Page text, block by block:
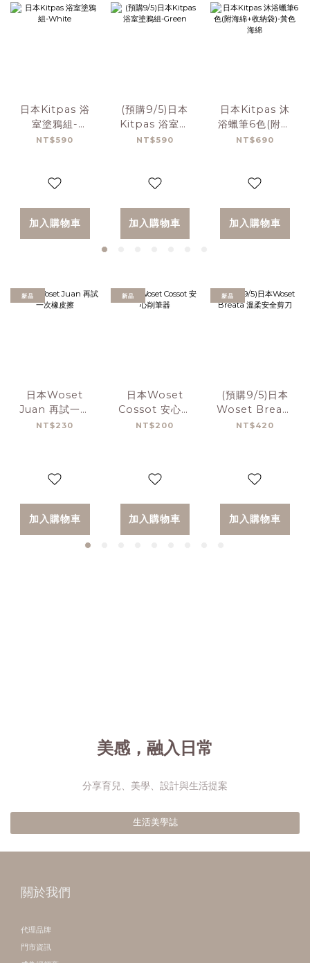
日本Kitpas 浴
室塗鴉組-
White
NT$590
加入購物車
(預購9/5)日本
Kitpas 浴室塗
鴉組-Green
NT$590
加入購物車
日本Kitpas 沐
浴蠟筆6色(附海
綿+收納袋)-黃色
NT$690
加入購物車
新品
日本Woset
Juan 再試一次
橡皮擦
NT$230
加入購物車
新品
日本Woset
Cossot 安心削
筆器
NT$200
加入購物車
新品
(預購9/5)日本
Woset Breata
溫柔安全剪刀
NT$420
加入購物車
美感，融入日常
分享育兒、美學、設計與生活提案
生活美學誌
關於我們
代理品牌
門市資訊